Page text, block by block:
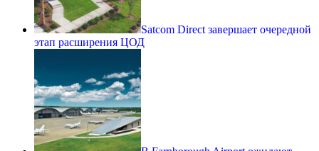
Satcom Direct завершает очередной
этап расширения ЦОД